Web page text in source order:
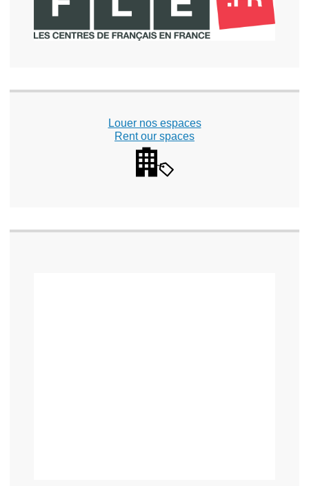
Louer nos espaces
Rent our spaces